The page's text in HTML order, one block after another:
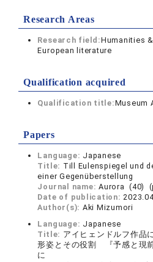
Research Areas
Research field:Humanities
European literature
Qualification acquired
Qualification title:Museum
Papers
Language: Japanese
Title: Till Eulenspiegel und
einer Gegenüberstellung
Journal name:Aurora (40)
Date of publication:
Author(s): Aki Mizumori
Language: Japanese
Title: アイヒェンドルフ作品
形姿とその役割 『予感と現
に